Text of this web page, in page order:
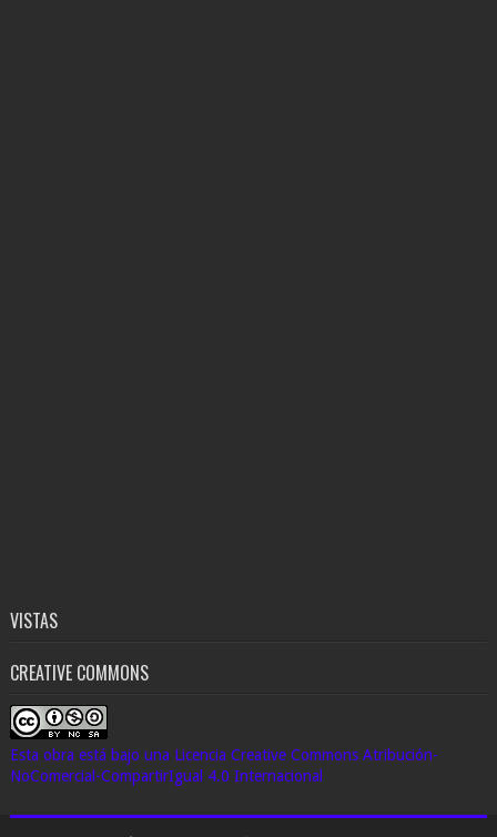
VISTAS
CREATIVE COMMONS
Esta obra está bajo una Licencia Creative Commons Atribución-
NoComercial-CompartirIgual 4.0 Internacional